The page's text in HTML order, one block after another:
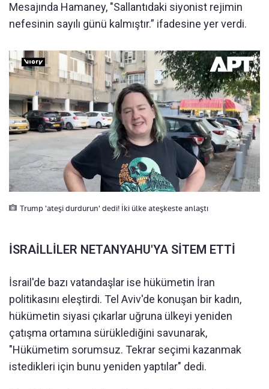
Mesajında Hamaney, "Sallantıdaki siyonist rejimin
nefesinin sayılı günü kalmıştır.” ifadesine yer verdi.
Trump 'ateşi durdurun' dedi! İki ülke ateşkeste anlaştı
İSRAİLLİLER NETANYAHU'YA SİTEM ETTİ
İsrail'de bazı vatandaşlar ise hükümetin İran
politikasını eleştirdi. Tel Aviv'de konuşan bir kadın,
hükümetin siyasi çıkarlar uğruna ülkeyi yeniden
çatışma ortamına sürüklediğini savunarak,
"Hükümetim sorumsuz. Tekrar seçimi kazanmak
istedikleri için bunu yeniden yaptılar" dedi.